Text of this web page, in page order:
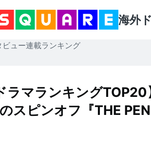
海外
ビュー連載ランキング
ラマランキング
スピンオフ『THE